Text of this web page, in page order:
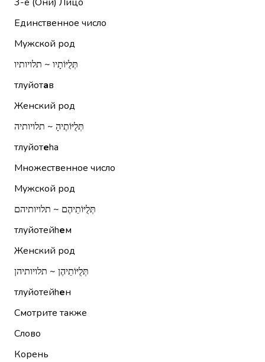
Единственное число
Мужской род
תְּלֻיּוֹתָיו ~ תלויותיו
тлуйотав
Женский род
תְּלֻיּוֹתֶיהָ ~ תלויותיה
тлуйотеhа
Множественное число
Мужской род
תְּלֻיּוֹתֵיהֶם ~ תלויותיהם
тлуйотейhем
Женский род
תְּלֻיּוֹתֵיהֶן ~ תלויותיהן
тлуйотейhен
Смотрите также
Слово
Корень